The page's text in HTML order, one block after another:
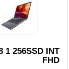
1 256SSD INT
FHD